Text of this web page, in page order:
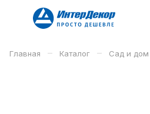
Главная – Каталог – Сад и дом